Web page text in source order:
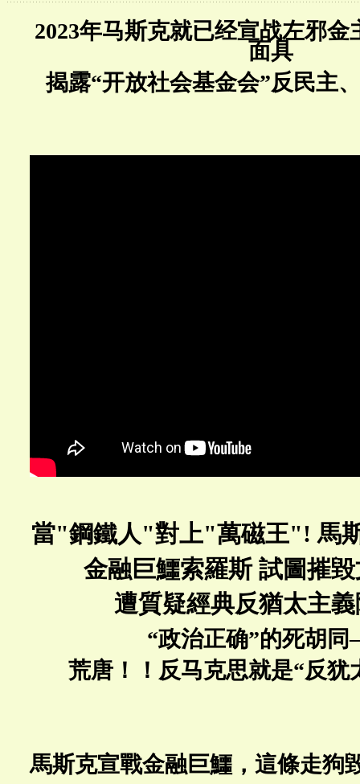
2023年马斯克就已经宣战左邪金
面具
揭露“开放社会基金会”反民主
當"鋼鐵人"對上"萬磁王"! 馬
金融巨鱷索羅斯 試圖摧
遭質疑經典反猶太主
“政治正确”的死胡
荒唐！！反马克思就是“反犹
馬斯克宣戰金融巨鱷，這條走狗